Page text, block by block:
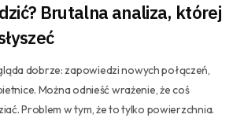
Brutalna analiza, której
dobrze: zapowiedzi nowych połączeń,
Można odnieść wrażenie, że coś
Problem w tym, że to tylko powierzchnia.